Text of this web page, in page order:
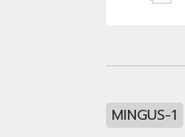
MINGUS-1